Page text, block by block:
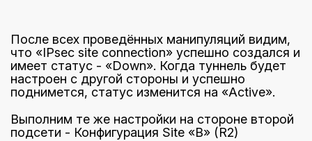
После всех проведённых манипуляций видим,
что «IPsec site connection» успешно создался и
имеет статус - «Down». Когда туннель будет
настроен с другой стороны и успешно
поднимется, статус изменится на «Active».
Выполним те же настройки на стороне второй
подсети - Конфигурация Site «B» (R2)